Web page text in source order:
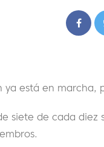
ya está en marcha,
siete de cada